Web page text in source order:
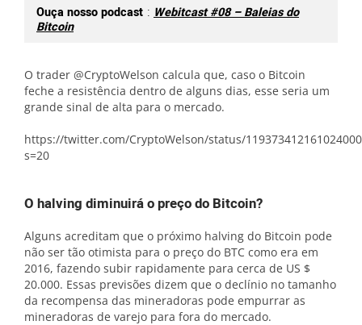
Ouça nosso podcast : Webitcast #08 – Baleias do
Bitcoin
O trader @CryptoWelson calcula que, caso o Bitcoin
feche a resistência dentro de alguns dias, esse seria um
grande sinal de alta para o mercado.
https://twitter.com/CryptoWelson/status/
s=20
O halving diminuirá o preço do Bitcoin?
Alguns acreditam que o próximo halving do Bitcoin pode
não ser tão otimista para o preço do BTC como era em
2016, fazendo subir rapidamente para cerca de US $
20.000. Essas previsões dizem que o declínio no tamanho
da recompensa das mineradoras pode empurrar as
mineradoras de varejo para fora do mercado.